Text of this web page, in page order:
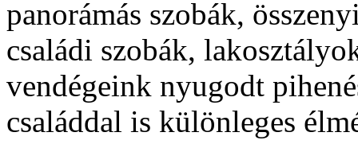
panorámás szobák,
családi szobák,
vendégeink nyugodt
családdal is különleges